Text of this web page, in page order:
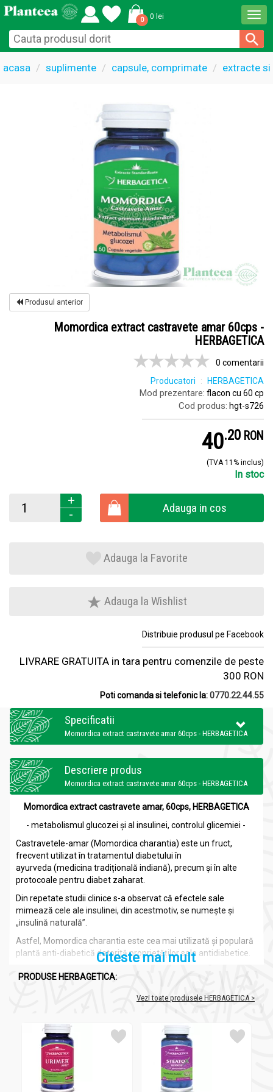
0 0 lei
acasa suplimente capsule, comprimate extracte
Produsul anterior
Momordica extract castravete amar 60cps -
HERBAGETICA
0 comentarii
Producatori
HERBAGETICA
Mod prezentare: flacon cu 60 cp
Cod produs: hgt-s726
40.2 RON
(TVA 11% inclus)
In stoc
+
-
Adauga in cos
Adauga la Favorite
Adauga la Wishlist
Distribuie produsul pe Facebook
LIVRARE GRATUITA in tara pentru comenzile de peste
300 RON
Poti comanda si telefonic la:0770.22.44.55
Specificatii
Momordica extract castravete amar 60cps - HERBAGETICA
Descriere produs
Momordica extract castravete amar 60cps - HERBAGETICA
Momordica extract castravete amar, 60cps, HERBAGETICA
- metabolismul glucozei și al insulinei, controlul glicemiei -
Castravetele-amar (Momordica charantia) este un fruct,
frecvent utilizat în tratamentul diabetului în
ayurveda (medicina tradițională indiană), precum și în alte
protocoale pentru diabet zaharat.
Din repetate studii clinice s-a observat că efectele sale
mimează cele ale insulinei, din acestmotiv, se numește și
„insulină naturală”.
Astfel, Momordica charantia este cea mai utilizată și populară
plantă anti-diabetică datorită proprietăților sale antidiabetice.
Extract din fructe de Castravete-amar (Momordica
charantia) standardizat cu 3% principii amare
450
Citeste mai mult
PRODUSE HERBAGETICA:
Vezi toate produsele HERBAGETICA >